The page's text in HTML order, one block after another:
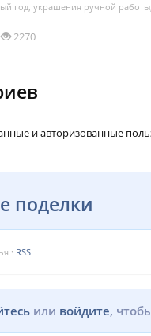
год, украшения ручной работы
2270
и авторизованные
поделки
· RSS
или войдите,